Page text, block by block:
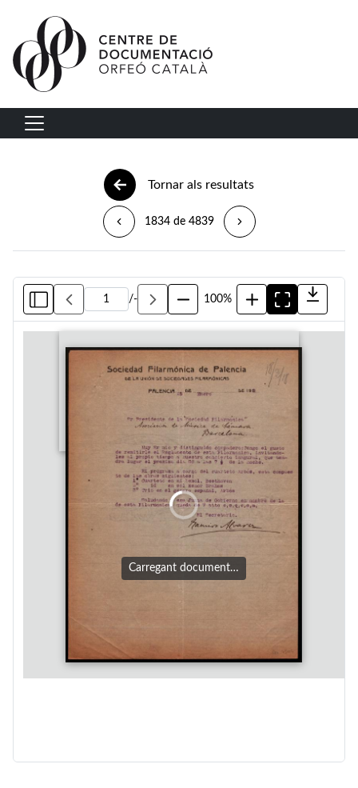
Vés al contingut
Navegació principal
Tornar als resultats
1834 de 4839
/- 100%
Carregant document…